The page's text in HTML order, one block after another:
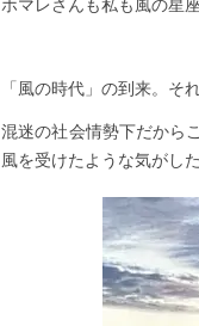
「風の時代」の到来。そ
混迷の社会情勢下だから
風を受けたような気がし